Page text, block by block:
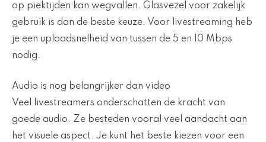
op piektijden kan wegvallen. Glasvezel voor zakelijk
gebruik is dan de beste keuze. Voor livestreaming heb
je een uploadsnelheid van tussen de 5 en 10 Mbps
nodig.
Audio is nog belangrijker dan video
Veel livestreamers onderschatten de kracht van
goede audio. Ze besteden vooral veel aandacht aan
het visuele aspect. Je kunt het beste kiezen voor een